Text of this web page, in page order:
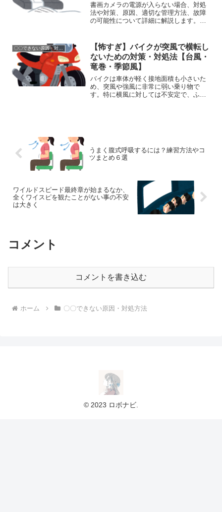
書画カメラの電源が入らない場合、対処
法や対策、原因、適切な管理方法、故障
の可能性について詳細に解説します。
対策 ...
【怖すぎ】バイクが突風で横転し
ないための対策・対処法【台風・
竜巻・季節風】
バイクは車体が軽く接地面積も小さいた
め、突風や強風に非常に弱い乗り物で
す。特に横風に対しては不安定で、ふら
うまく腹式呼吸するには？練習方法やコ
ツまとめ６選
ワイルドスピード最終章が始まるなか、
全くワイスピを観たことがない事の不安
は大きく
コメント
コメントを書き込む
ホーム 〇〇できない原因・対処方法
© 2023 ロボナビ.